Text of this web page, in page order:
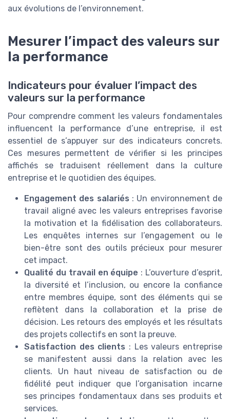
aux évolutions de l’environnement.
Mesurer l’impact des valeurs sur
la performance
Indicateurs pour évaluer l’impact des
valeurs sur la performance
Pour comprendre comment les valeurs fondamentales
influencent la performance d’une entreprise, il est
essentiel de s’appuyer sur des indicateurs concrets.
Ces mesures permettent de vérifier si les principes
affichés se traduisent réellement dans la culture
entreprise et le quotidien des équipes.
Engagement des salariés : Un environnement de
travail aligné avec les valeurs entreprises favorise
la motivation et la fidélisation des collaborateurs.
Les enquêtes internes sur l’engagement ou le
bien-être sont des outils précieux pour mesurer
cet impact.
Qualité du travail en équipe : L’ouverture d’esprit,
la diversité et l’inclusion, ou encore la confiance
entre membres équipe, sont des éléments qui se
reflètent dans la collaboration et la prise de
décision. Les retours des employés et les résultats
des projets collectifs en sont la preuve.
Satisfaction des clients : Les valeurs entreprise
se manifestent aussi dans la relation avec les
clients. Un haut niveau de satisfaction ou de
fidélité peut indiquer que l’organisation incarne
ses principes fondamentaux dans ses produits et
services.